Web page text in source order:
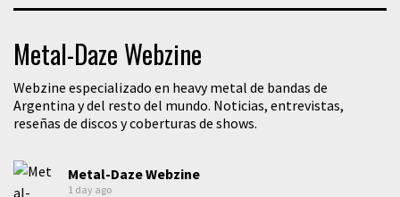
Metal-Daze Webzine
Webzine especializado en heavy metal de bandas de
Argentina y del resto del mundo. Noticias, entrevistas,
reseñas de discos y coberturas de shows.
Metal-Daze Webzine
1 day ago